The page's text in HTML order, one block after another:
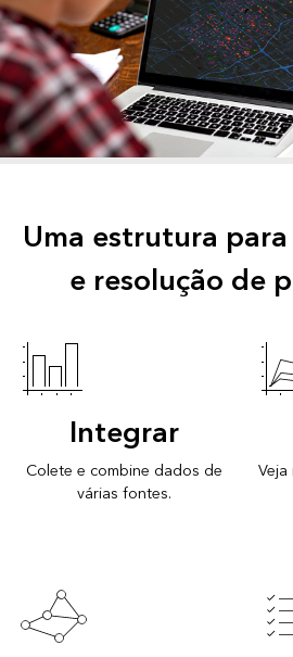
Uma estrutura
e resolução de
Integrar
Colete e combine dados de
várias fontes.